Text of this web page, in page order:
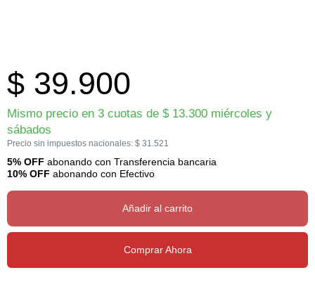
$ 39.900
Mismo precio en 3 cuotas de $13.300 miércoles y
sábados
Precio sin impuestos nacionales: $ 31.521
5% OFF abonando con Transferencia bancaria
10% OFF abonando con Efectivo
Añadir al carrito
Comprar Ahora